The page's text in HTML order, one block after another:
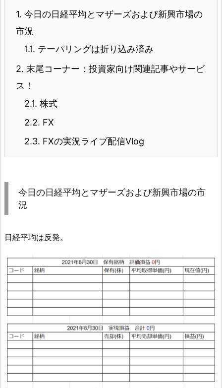
1. 今日の日経平均とマザーズおよび新興市場の
市況
1.1. テーパリングは折り込み済み
2. 末尾コーナー：投資家向け関連記事やサービ
ス！
2.1. 株式
2.2. FX
2.3. FXの実況ライブ配信Vlog
今日の日経平均とマザーズおよび新興市場の市
況
日経平均は反発。